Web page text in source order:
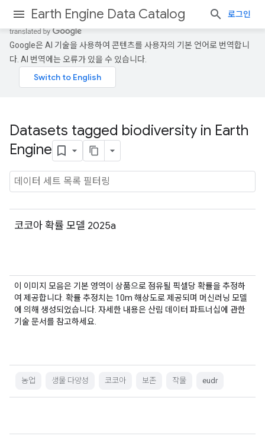
Earth Engine Data Catalog 로그인
Google은 AI 기술을 사용하여 콘텐츠를 사용자의 기본 언어로 번역합니
다. AI 번역에는 오류가 있을 수 있습니다.
Datasets tagged biodiversity in Earth
Engine
코코아 확률 모델 2025a
이 이미지 모음은 기본 영역이 상품으로 점유될 픽셀당 확률을 추정하
여 제공합니다. 확률 추정치는 10m 해상도로 제공되며 머신러닝 모델
에 의해 생성되었습니다. 자세한 내용은 산림 데이터 파트너십에 관한
기술 문서를 참고하세요.
농업 생물 다양성 코코아 보존 작물 eudr